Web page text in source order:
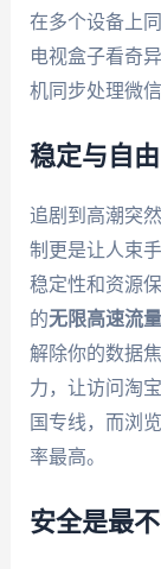
在多个设备上
电视盒子看奇
机同步处理微
稳定与自
追剧到高潮突
制更是让人束
稳定性和资源
的无限高速流量
解除你的数据
力，让访问淘
国专线，而浏
率最高。
安全是最